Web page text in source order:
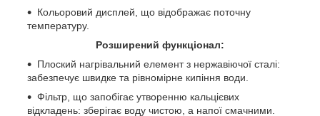
Кольоровий дисплей, що відображає поточну
температуру.
Розширений функціонал:
Плоский нагрівальний елемент з нержавіючої сталі:
забезпечує швидке та рівномірне кипіння води.
Фільтр, що запобігає утворенню кальцієвих
відкладень: зберігає воду чистою, а напої смачними.